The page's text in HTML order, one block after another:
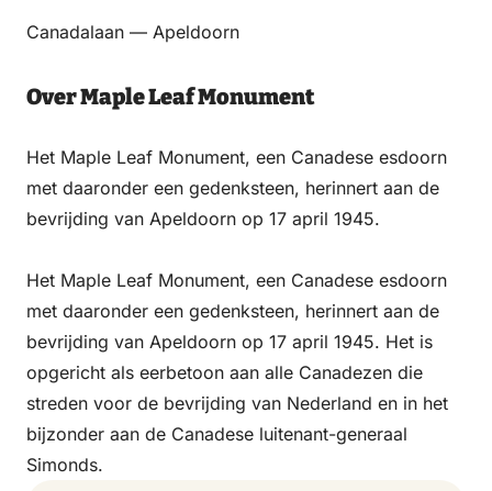
Canadalaan — Apeldoorn
Over Maple Leaf Monument
Het Maple Leaf Monument, een Canadese esdoorn
met daaronder een gedenksteen, herinnert aan de
bevrijding van Apeldoorn op 17 april 1945.
Het Maple Leaf Monument, een Canadese esdoorn
met daaronder een gedenksteen, herinnert aan de
bevrijding van Apeldoorn op 17 april 1945. Het is
opgericht als eerbetoon aan alle Canadezen die
streden voor de bevrijding van Nederland en in het
bijzonder aan de Canadese luitenant-generaal
Simonds.